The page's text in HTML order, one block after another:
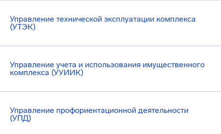
Управление технической эксплуатации комплекса
(УТЭК)
Управление учета и использования имущественного
комплекса (УУИИК)
Управление профориентационной деятельности
(УПД)